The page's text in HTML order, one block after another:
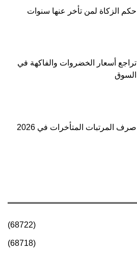
حكم الزكاة لمن تأخر عنها سنوات
تراجع أسعار الخضروات والفاكهة في
السوق
صرف المرتبات المتأخرات في 2026
(68722)
(68718)